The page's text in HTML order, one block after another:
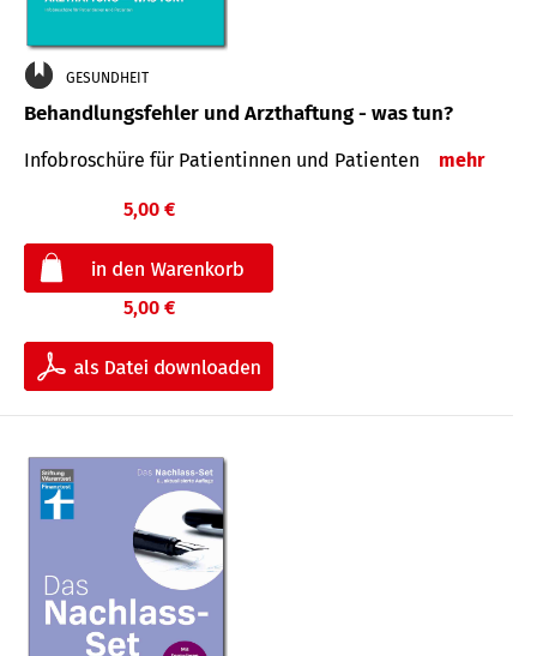
GESUNDHEIT
Behandlungsfehler und Arzthaftung - was tun?
Infobroschüre für Patientinnen und Patienten mehr
5,00 €
5,00 €